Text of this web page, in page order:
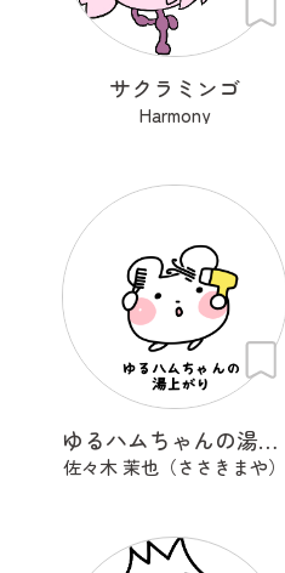
サクラミンゴ
Harmony
ゆるハムちゃんの湯上がり
佐々木 茉也（ささきまや）